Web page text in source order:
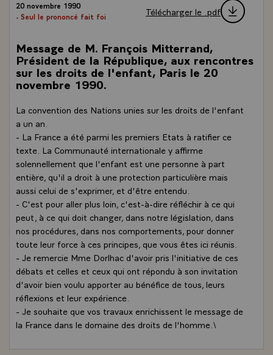
20 novembre 1990
- Seul le prononcé fait foi
Télécharger le .pdf
Message de M. François Mitterrand,
Président de la République, aux rencontres
sur les droits de l'enfant, Paris le 20
novembre 1990.
La convention des Nations unies sur les droits de l'enfant
a un an.
- La France a été parmi les premiers Etats à ratifier ce
texte. La Communauté internationale y affirme
solennellement que l'enfant est une personne à part
entière, qu'il a droit à une protection particulière mais
aussi celui de s'exprimer, et d'être entendu.
- C'est pour aller plus loin, c'est-à-dire réfléchir à ce qui
peut, à ce qui doit changer, dans notre législation, dans
nos procédures, dans nos comportements, pour donner
toute leur force à ces principes, que vous êtes ici réunis.
- Je remercie Mme Dorlhac d'avoir pris l'initiative de ces
débats et celles et ceux qui ont répondu à son invitation
d'avoir bien voulu apporter au bénéfice de tous, leurs
réflexions et leur expérience.
- Je souhaite que vos travaux enrichissent le message de
la France dans le domaine des droits de l'homme.\